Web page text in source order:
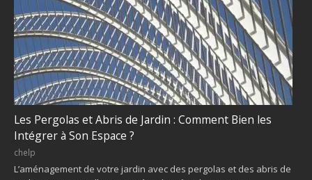
Les Pergolas et Abris de Jardin : Comment Bien les
Intégrer à Son Espace ?
chelp
L’aménagement de votre jardin avec des pergolas et des abris de